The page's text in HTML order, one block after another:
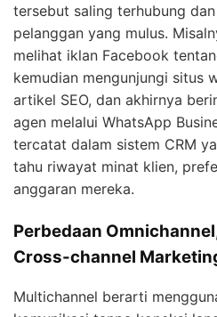
tersebut saling terhubung
pelanggan yang mulus.
melihat iklan Facebook
kemudian mengunjungi situs
artikel SEO, dan akhirnya
agen melalui WhatsApp
tercatat dalam sistem CRM
tahu riwayat minat klien,
anggaran mereka.
Perbedaan
Cross-channel
Multichannel berarti